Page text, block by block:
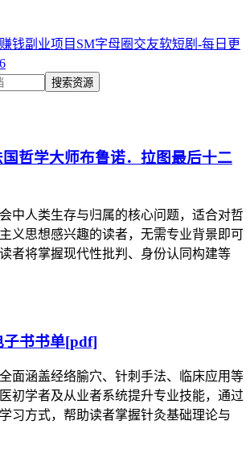
钱副业项目 SM字母圈交友软短剧-每日更
搜索资源
哲学大师布鲁诺．拉图最后十二
中人类生存与归属的核心问题，适合对哲
义思想感兴趣的读者，无需专业背景即可
者将掌握现代性批判、身份认同构建等
子书书单[pdf]
面涵盖经络腧穴、针刺手法、临床应用等
初学者及从业者系统提升专业技能，通过
习方式，帮助读者掌握针灸基础理论与